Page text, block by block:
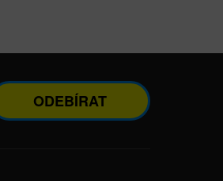
ODEBÍRAT